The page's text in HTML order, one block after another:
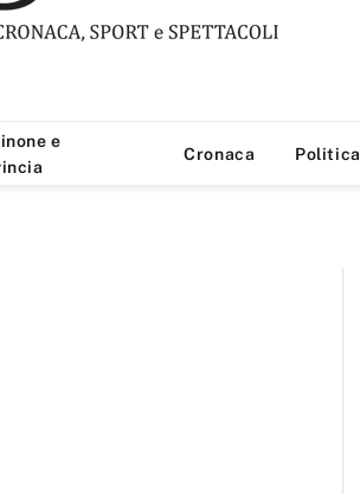
e
Cronaca Politica